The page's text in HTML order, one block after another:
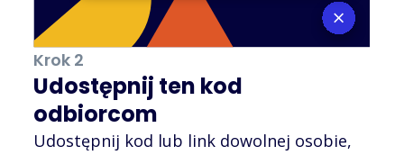
Krok 2
Udostępnij ten kod
odbiorcom
Udostępnij kod lub link dowolnej osobie,